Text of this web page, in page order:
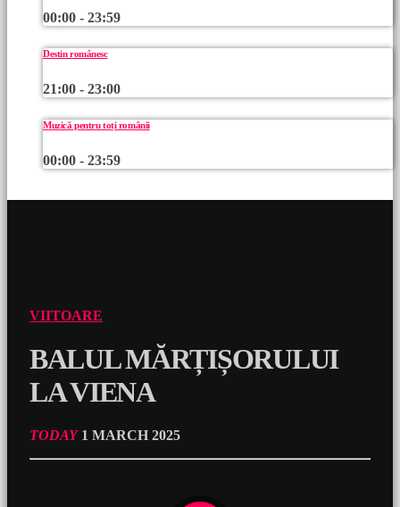
00:00 - 23:59
Destin românesc
21:00 - 23:00
Muzică pentru toți românii
00:00 - 23:59
VIITOARE
BALUL MĂRȚIȘORULUI
LA VIENA
TODAY1 MARCH 2025